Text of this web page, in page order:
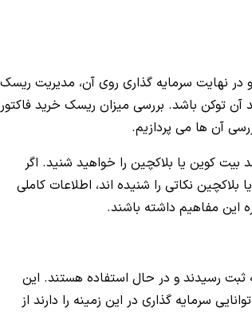
در نهایت سرمایه گذاری روی آن، مدیریت ریسک
توکن باشد. بررسی میزان ریسک خرید فاکتور
آن ها می پردازیم.
بیت کوین یا بلاکچین را خواهید شنید. اگر
نکاتی را شنیده اند، اطلاعات کاملی
این مفاهیم داشته باشند.
رمز ارز متفاوت تاکنون به ثبت رسیدند و در حال استفاده هستند. این
سرمایه گذاری در این زمینه را دارند از